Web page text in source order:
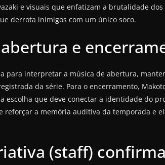
e visuais que enfatizam a brutalidade
derrota inimigos com um único soco.
e
para interpretar a música de abertura,
da série. Para o encerramento,
escolha que deve conectar a identidade do
reforçar a memória auditiva da temporada e
(staff)